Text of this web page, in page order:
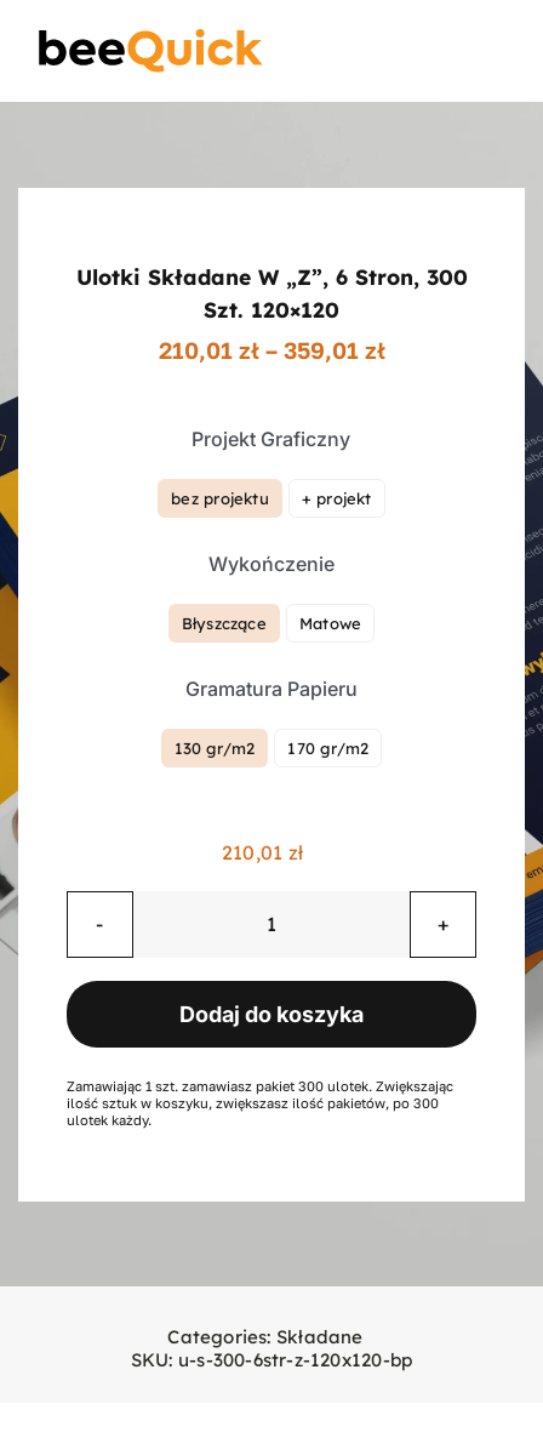
content
Banery Reklamowe
Plakaty
Kontakt
Koszyk
Konto
Ulotki Składane W „z”, 6 Stron, 300
Szt. 120×120
210,01 zł – 359,01 złZakres
Projekt Graficzny
bez projektu + projekt
Wykończenie
Błyszczące Matowe
Gramatura Papieru
130 gr/m2 170 gr/m2
210,01 zł
ilość
w
"z",
6
stron,
120x120
Dodaj do koszyka
Zamawiając 1 szt. zamawiasz pakiet 300 ulotek. Zwiększając
ilość sztuk w koszyku, zwiększasz ilość pakietów, po 300
ulotek każdy.
Categories: Składane
SKU: u-s-300-6str-z-120x120-bp